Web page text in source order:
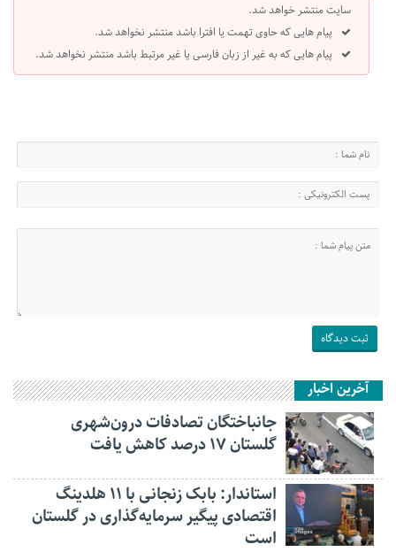
سایت منتشر خواهد شد.
پیام هایی که حاوی تهمت یا افترا باشد منتشر نخواهد شد.
پیام هایی که به غیر از زبان فارسی یا غیر مرتبط باشد منتشر نخواهد شد.
آخرین اخبار
جانباختگان تصادفات درون‌شهری
گلستان ۱۷ درصد کاهش یافت
استاندار: بابک زنجانی با ۱۱ هلدینگ
اقتصادی پیگیر سرمایه‌گذاری در گلستان
است